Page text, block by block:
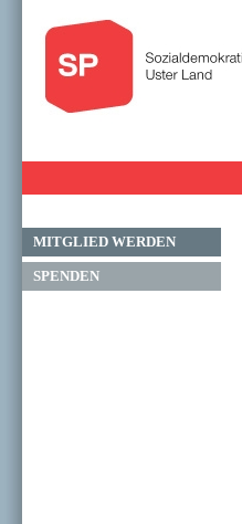
MITGLIED WERDEN
SPENDEN